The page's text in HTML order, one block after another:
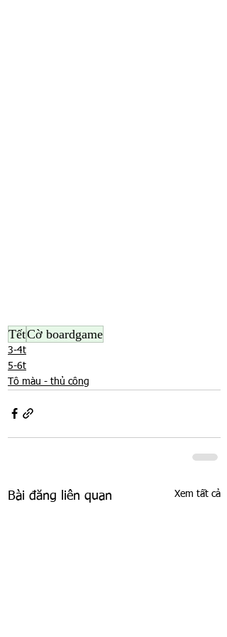
TếtCờ boardgame
3-4t
5-6t
Tô màu - thủ công
Bài đăng liên quan Xem tất cả